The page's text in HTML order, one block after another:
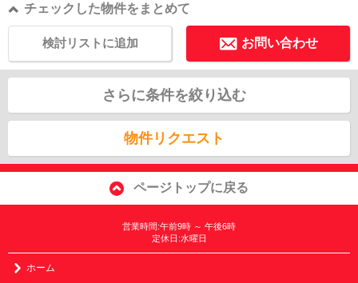
チェックした物件をまとめて
お問い合わせ
検討リストに追加
さらに条件を絞り込む
物件リクエスト
ページトップに戻る
営業時間:午前9時 ～ 午後6時
定休日:水曜日
ホーム